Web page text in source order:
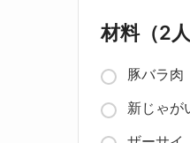
材料（2人
豚バラ肉
新じゃが